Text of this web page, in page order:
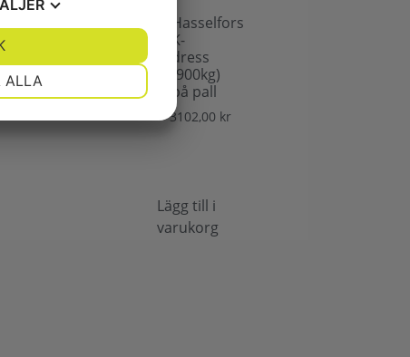
Hasselfors
K-
dress
(900kg)
på pall
3102,00 kr
Lägg till i
varukorg
ALLA